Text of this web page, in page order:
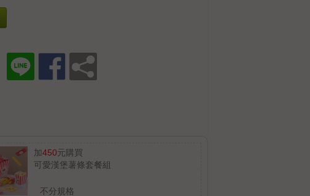
加450元購買
可愛漢堡薯條套餐組
不分規格